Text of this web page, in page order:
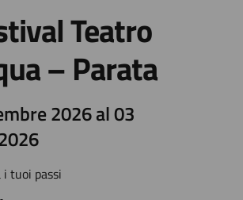
Teatro
– Parata
2026 al 03
tuoi passi